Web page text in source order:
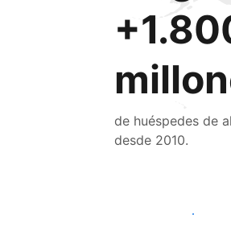
de huéspedes de
desde 2010.
Llega a nuevos